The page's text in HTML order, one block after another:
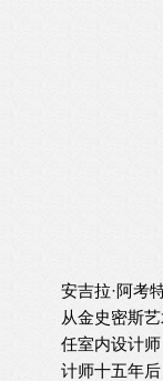
安吉拉·阿考
从金史密斯
任室内设计
计师十五年